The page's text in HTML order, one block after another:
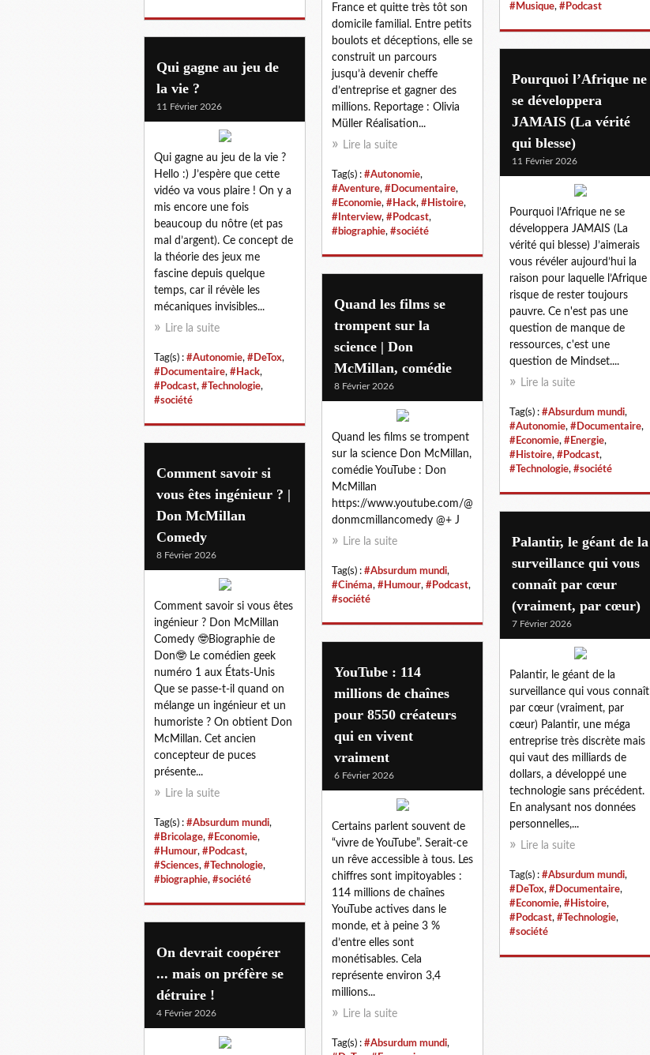
#Musique, #Podcast
France et quitte très tôt son
domicile familial. Entre petits
boulots et déceptions, elle se
construit un parcours
jusqu’à devenir cheffe
d’entreprise et gagner des
millions. Reportage : Olivia
Müller Réalisation...
Lire la suite
Tag(s) : #Autonomie,
#Aventure, #Documentaire,
#Economie, #Hack, #Histoire,
#Interview, #Podcast,
#biographie, #société
Qui gagne au jeu de
la vie ?
11 Février 2026
Qui gagne au jeu de la vie ?
Hello :) J’espère que cette
vidéo va vous plaire ! On y a
mis encore une fois
beaucoup du nôtre (et pas
mal d’argent). Ce concept de
la théorie des jeux me
fascine depuis quelque
temps, car il révèle les
mécaniques invisibles...
Lire la suite
Tag(s) : #Autonomie, #DeTox,
#Documentaire, #Hack,
#Podcast, #Technologie,
#société
Pourquoi l’Afrique ne
se développera
JAMAIS (La vérité
qui blesse)
11 Février 2026
Pourquoi l’Afrique ne se
développera JAMAIS (La
vérité qui blesse) J’aimerais
vous révéler aujourd’hui la
raison pour laquelle l’Afrique
risque de rester toujours
pauvre. Ce n'est pas une
question de manque de
ressources, c'est une
question de Mindset....
Lire la suite
Tag(s) : #Absurdum mundi,
#Autonomie, #Documentaire,
#Economie, #Energie,
#Histoire, #Podcast,
#Technologie, #société
Quand les films se
trompent sur la
science | Don
McMillan, comédie
8 Février 2026
Quand les films se trompent
sur la science Don McMillan,
comédie YouTube : Don
McMillan
https://www.youtube.com/@
donmcmillancomedy @+ J
Lire la suite
Tag(s) : #Absurdum mundi,
#Cinéma, #Humour, #Podcast,
#société
Comment savoir si
vous êtes ingénieur ? |
Don McMillan
Comedy
8 Février 2026
Comment savoir si vous êtes
ingénieur ? Don McMillan
Comedy 🤓Biographie de
Don🤓 Le comédien geek
numéro 1 aux États-Unis
Que se passe-t-il quand on
mélange un ingénieur et un
humoriste ? On obtient Don
McMillan. Cet ancien
concepteur de puces
présente...
Lire la suite
Tag(s) : #Absurdum mundi,
#Bricolage, #Economie,
#Humour, #Podcast,
#Sciences, #Technologie,
#biographie, #société
Palantir, le géant de la
surveillance qui vous
connaît par cœur
(vraiment, par cœur)
7 Février 2026
Palantir, le géant de la
surveillance qui vous connaît
par cœur (vraiment, par
cœur) Palantir, une méga
entreprise très discrète mais
qui vaut des milliards de
dollars, a développé une
technologie sans précédent.
En analysant nos données
personnelles,...
Lire la suite
Tag(s) : #Absurdum mundi,
#DeTox, #Documentaire,
#Economie, #Histoire,
#Podcast, #Technologie,
#société
YouTube : 114
millions de chaînes
pour 8550 créateurs
qui en vivent
vraiment
6 Février 2026
Certains parlent souvent de
“vivre de YouTube”. Serait-ce
un rêve accessible à tous. Les
chiffres sont impitoyables :
114 millions de chaînes
YouTube actives dans le
monde, et à peine 3 %
d’entre elles sont
monétisables. Cela
représente environ 3,4
millions...
Lire la suite
Tag(s) : #Absurdum mundi,
On devrait coopérer
... mais on préfère se
détruire !
4 Février 2026